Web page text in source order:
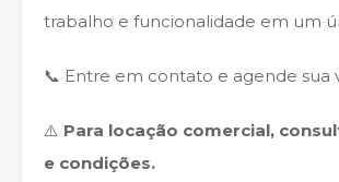
trabalho e funcionalidade em um
📞 Entre em contato e agende sua
⚠️ Para locação comercial,
e condições.